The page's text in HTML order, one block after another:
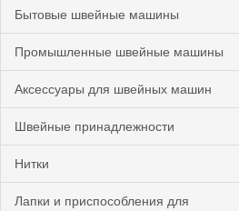
Бытовые швейные машины
Промышленные швейные машины
Аксессуары для швейных машин
Швейные принадлежности
Нитки
Лапки и приспособления для